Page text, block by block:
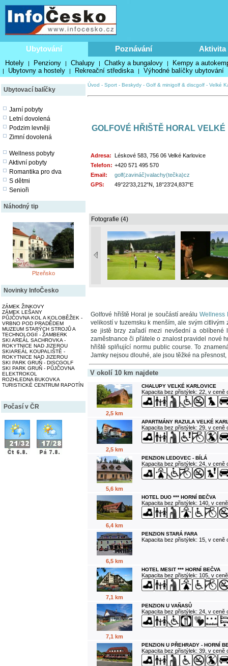
Ubytování Poznávání Aktivita
Hotely | Penziony | Chalupy | Chatky a bungalovy | Kempy a
| Ubytovny a hostely | Rekreační střediska | Výhodné balíčky ubytování
Ubytovací balíčky
Jarní pobyty
Letní dovolená
Podzim levněji
Zimní dovolená
Wellness pobyty
Aktivní pobyty
Romantika pro dva
S dětmi
Senioři
Náhodný tip
Plzeňsko
Novinky InfoČesko
ZÁMEK ŽINKOVY
ZÁMEK LEŠANY
PŮJČOVNA KOL A KOLOBĚŽEK -
VRBNO POD PRADĚDEM
MUZEUM STARÝCH STROJŮ A
TECHNOLOGIÍ - ŽAMBERK
SKI AREÁL SACHROVKA -
ROKYTNICE NAD JIZEROU
SKIAREÁL KOUPALIŠTĚ -
ROKYTNICE NAD JIZEROU
SKI PARK GRUŇ - DISCGOLF
SKI PARK GRUŇ - PŮJČOVNA
ELEKTROKOL
ROZHLEDNA BUKOVKA
TURISTICKÉ CENTRUM RAPOTÍN
Počasí v ČR
Úvod - Sport - Beskydy - Golf & minigolf & discgolf - Velké
GOLFOVÉ HŘIŠTĚ HORAL
Adresa: Léskové 583, 756 06 Velké Karlovice
Telefon: +420 571 495 570
Email:
golf(zavináč)valachy(tečka)cz
GPS:
49°22'33,212"N, 18°23'24,837"E
Fotografie (4)
Golfové hřiště Horal je součástí areáluWellness
velikostí v tuzemsku k menším, ale svým
se jistě brzy zařadí mezi nevšední a oblíbené
zaměstnance či přátele o znalost pravidel nové
hřiště splňující normu public course. To
Jamky nejsou dlouhé, ale jsou těžké na
V okolí 10 km najdete
2,5 km
CHALUPY VELKÉ KARLOVICE
Kapacita bez přistýlek: 22, v ceně
2,5 km
APARTMÁNY RAZULA VELKÉ
Kapacita bez přistýlek: 29, v ceně
5,6 km
PENZION LEDOVEC - BÍLÁ
Kapacita bez přistýlek: 24, v ceně
6,4 km
HOTEL DUO *** HORNÍ BEČVA
Kapacita bez přistýlek: 140, v
6,5 km
PENZION STARÁ FARA
Kapacita bez přistýlek: 15, v ceně
7,1 km
HOTEL MESIT *** HORNÍ BEČVA
Kapacita bez přistýlek: 105, v
7,1 km
PENZION U VAŇASŮ
Kapacita bez přistýlek: 24, v ceně
PENZION U PŘEHRADY - HORNÍ
Kapacita bez přistýlek: 39, v ceně